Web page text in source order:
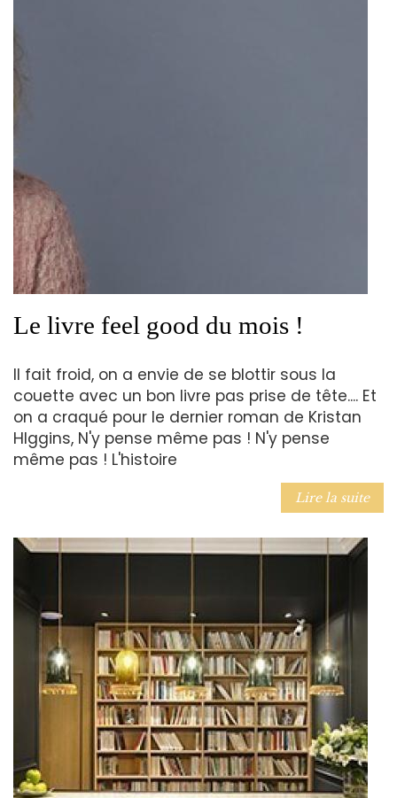
Le livre feel good du mois !
Il fait froid, on a envie de se blottir sous la
couette avec un bon livre pas prise de tête.... Et
on a craqué pour le dernier roman de Kristan
HIggins, N'y pense même pas ! N'y pense
même pas ! L'histoire
Lire la suite